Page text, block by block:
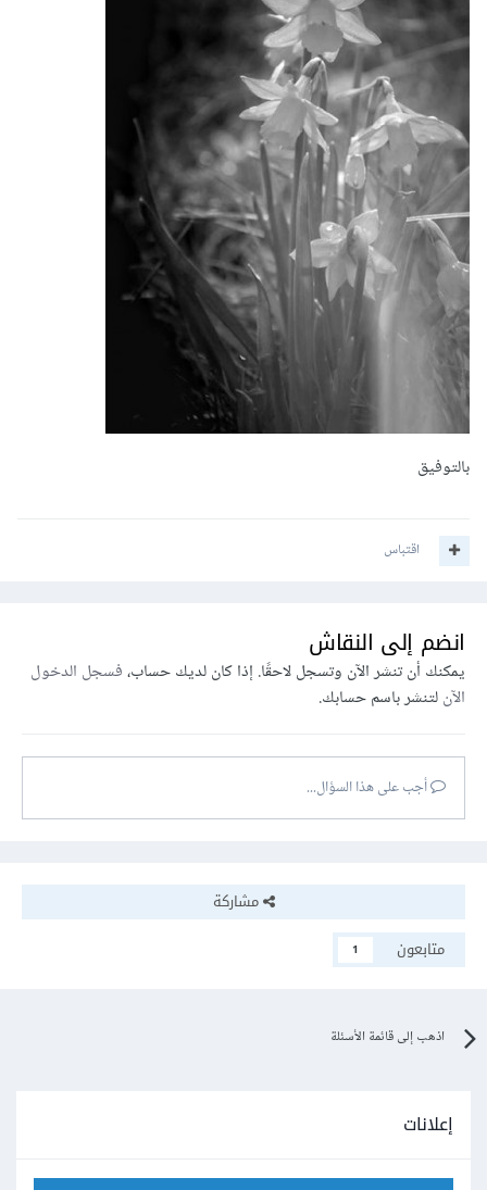
بالتوفيق
اقتباس
انضم إلى النقاش
يمكنك أن تنشر الآن وتسجل لاحقًا. إذا كان لديك حساب،فسجل الدخول
الآنلتنشر باسم حسابك.
أجب على هذا السؤال...
مشاركة
متابعون
1
اذهب إلى قائمة الأسئلة
إعلانات